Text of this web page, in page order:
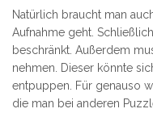
Natürlich braucht man
Aufnahme geht.
beschränkt. Außerdem
nehmen. Dieser könnte
entpuppen. Für genauso
die man bei anderen